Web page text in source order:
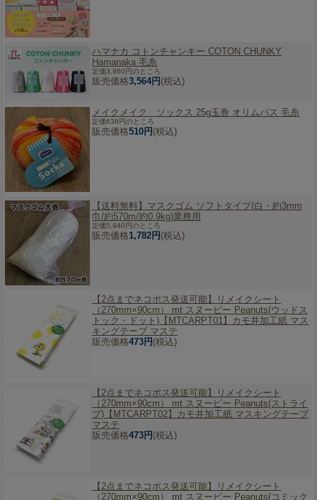
ハマナカ コトンチャンキー COTON CHUNKY
Hamanaka 毛糸
定価3,960円のところ
販売価格3,564円 (税込)
メイクメイク ソックス 25g玉巻 オリムパス 毛糸
定価638円のところ
販売価格510円 (税込)
【送料無料】 マスクゴム ソフトタイプ(白・約3mm
巾/約570m/約0.9kg)業務用
定価5,940円のところ
販売価格1,782円 (税込)
【2点までネコポス発送可能】
リメイクシート
（270mm×90cm） mt スヌーピー Peanuts(ウッドス
トック・ドット)【MTCARPT01】カモ井加工紙 マス
キングテープ マステ
販売価格473円 (税込)
【2点までネコポス発送可能】
リメイクシート
（270mm×90cm） mt スヌーピー Peanuts(ストライ
プ)【MTCARPT02】カモ井加工紙 マスキングテープ
マステ
販売価格473円 (税込)
【2点までネコポス発送可能】
リメイクシート
（270mm×90cm） mt スヌーピー Peanuts(コミック